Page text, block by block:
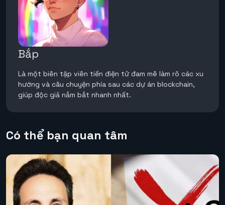
Bắp
Là một biên tập viên tiền điện tử đam mê làm rõ các xu
hướng và câu chuyện phía sau các dự án blockchain,
giúp độc giả nắm bắt nhanh nhất.
Có thể bạn quan tâm